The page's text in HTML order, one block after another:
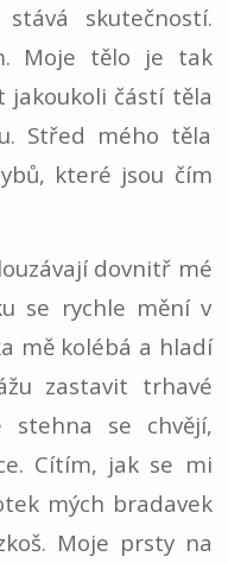
skutečností.
Moje tělo je tak
jakoukoli částí těla
Střed mého těla
které jsou čím
dovnitř mé
se rychle mění v
mě kolébá a hladí
zastavit trhavé
stehna se chvějí,
Cítím, jak se mi
mých bradavek
Moje prsty na